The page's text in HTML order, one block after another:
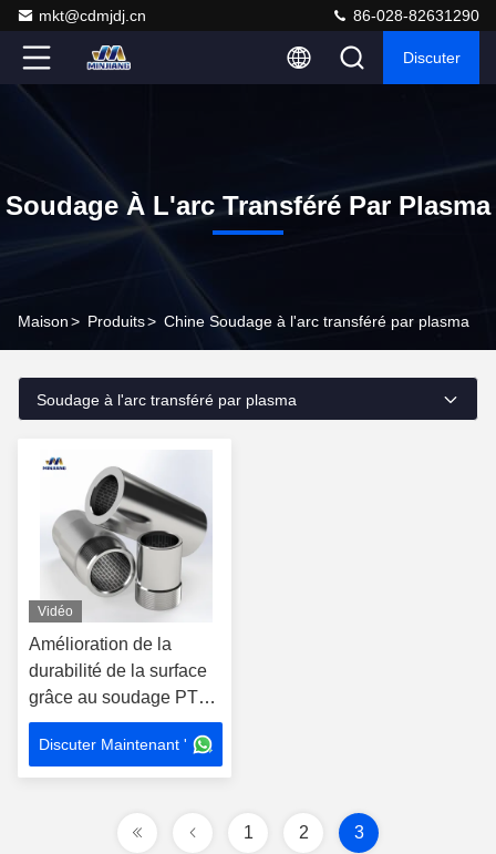
mkt@cdmjdj.cn 86-028-82631290
Discuter
Soudage À L'arc Transféré Par Plasma
Maison> Produits> Chine Soudage à l'arc transféré par plasma
Soudage à l'arc transféré par plasma
Vidéo
Amélioration de la
durabilité de la surface
grâce au soudage PTA
pour les composants
hautes performances
Discuter Maintenant '
1 2 3